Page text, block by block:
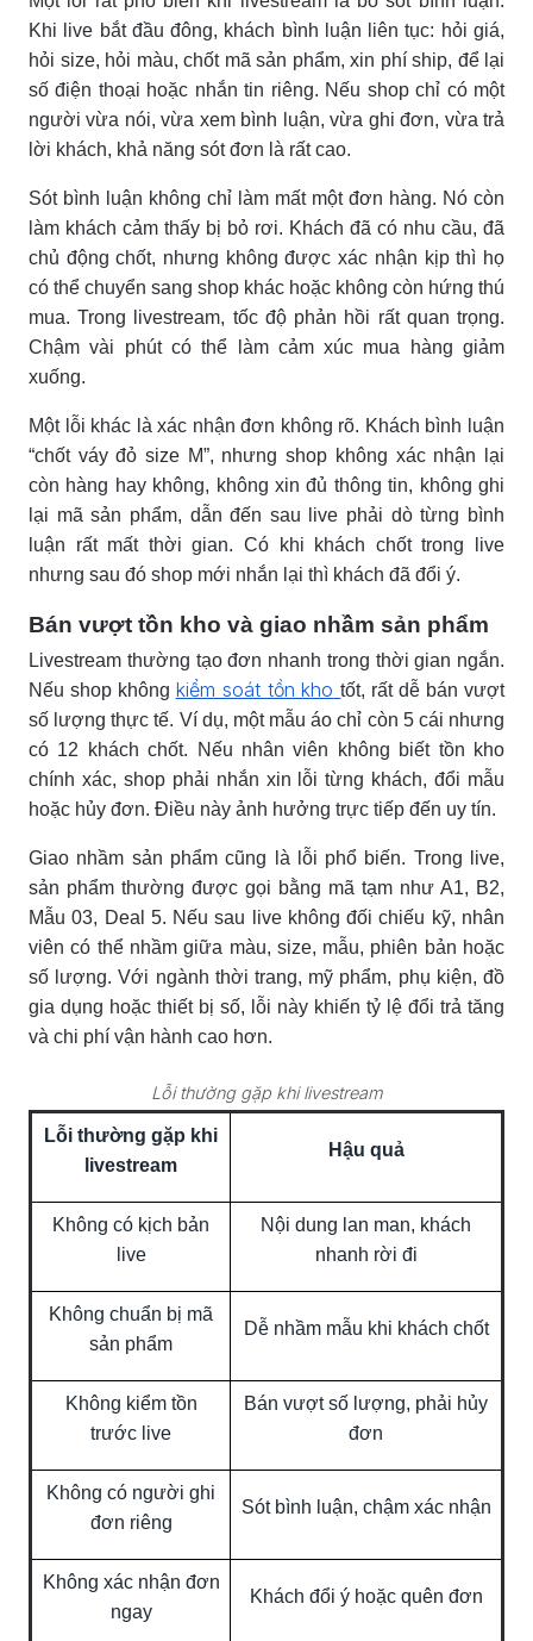
Khi live bắt đầu đông, khách bình luận liên tục: hỏi giá,
hỏi size, hỏi màu, chốt mã sản phẩm, xin phí ship, để lại
số điện thoại hoặc nhắn tin riêng. Nếu shop chỉ có một
người vừa nói, vừa xem bình luận, vừa ghi đơn, vừa trả
lời khách, khả năng sót đơn là rất cao.
Sót bình luận không chỉ làm mất một đơn hàng. Nó còn
làm khách cảm thấy bị bỏ rơi. Khách đã có nhu cầu, đã
chủ động chốt, nhưng không được xác nhận kịp thì họ
có thể chuyển sang shop khác hoặc không còn hứng thú
mua. Trong livestream, tốc độ phản hồi rất quan trọng.
Chậm vài phút có thể làm cảm xúc mua hàng giảm
xuống.
Một lỗi khác là xác nhận đơn không rõ. Khách bình luận
“chốt váy đỏ size M”, nhưng shop không xác nhận lại
còn hàng hay không, không xin đủ thông tin, không ghi
lại mã sản phẩm, dẫn đến sau live phải dò từng bình
luận rất mất thời gian. Có khi khách chốt trong live
nhưng sau đó shop mới nhắn lại thì khách đã đổi ý.
Bán vượt tồn kho và giao nhầm sản phẩm
Livestream thường tạo đơn nhanh trong thời gian ngắn.
Nếu shop không kiểm soát tồn kho tốt, rất dễ bán vượt
số lượng thực tế. Ví dụ, một mẫu áo chỉ còn 5 cái nhưng
có 12 khách chốt. Nếu nhân viên không biết tồn kho
chính xác, shop phải nhắn xin lỗi từng khách, đổi mẫu
hoặc hủy đơn. Điều này ảnh hưởng trực tiếp đến uy tín.
Giao nhầm sản phẩm cũng là lỗi phổ biến. Trong live,
sản phẩm thường được gọi bằng mã tạm như A1, B2,
Mẫu 03, Deal 5. Nếu sau live không đối chiếu kỹ, nhân
viên có thể nhầm giữa màu, size, mẫu, phiên bản hoặc
số lượng. Với ngành thời trang, mỹ phẩm, phụ kiện, đồ
gia dụng hoặc thiết bị số, lỗi này khiến tỷ lệ đổi trả tăng
và chi phí vận hành cao hơn.
Lỗi thường gặp khi livestream
Lỗi thường gặp khi
livestream
Hậu quả
Không có kịch bản
live
Nội dung lan man, khách
nhanh rời đi
Không chuẩn bị mã
sản phẩm
Dễ nhầm mẫu khi khách chốt
Không kiểm tồn
trước live
Bán vượt số lượng, phải hủy
đơn
Không có người ghi
đơn riêng
Sót bình luận, chậm xác nhận
Không xác nhận đơn
ngay
Khách đổi ý hoặc quên đơn